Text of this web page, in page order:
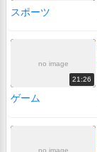
スポーツ
no image
21:26
ゲーム
no image